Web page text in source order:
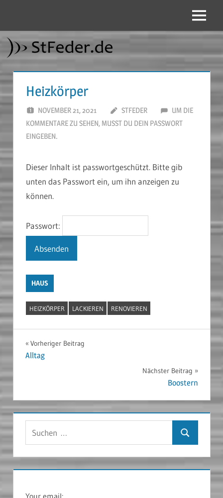
springen
Menü
Heizkörper
NOVEMBER 21, 2021 STFEDER
UM DIE
KOMMENTARE ZU SEHEN, MUSST DU DEIN PASSWORT
EINGEBEN.
Dieser Inhalt ist passwortgeschützt. Bitte gib
unten das Passwort ein, um ihn anzeigen zu
können.
Passwort:
HAUS
HEIZKÖRPER LACKIEREN RENOVIEREN
Beitragsnavigation
Vorheriger Beitrag
Alltag
Nächster Beitrag
Boostern
Suchen
Your email: